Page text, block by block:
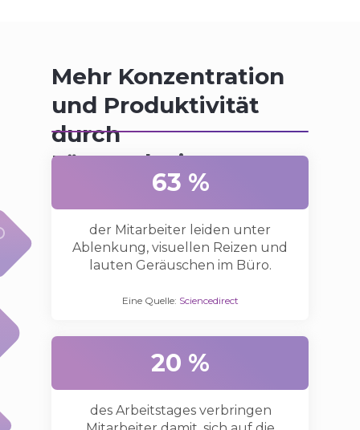
Mehr Konzentration
und Produktivität
durch
Lärmreduzierung
63 %
20 %
des Arbeitstages verbringen
der Mitarbeiter leiden unter
Ablenkung, visuellen Reizen und
lauten Geräuschen im Büro.
Eine Quelle: Sciencedirect